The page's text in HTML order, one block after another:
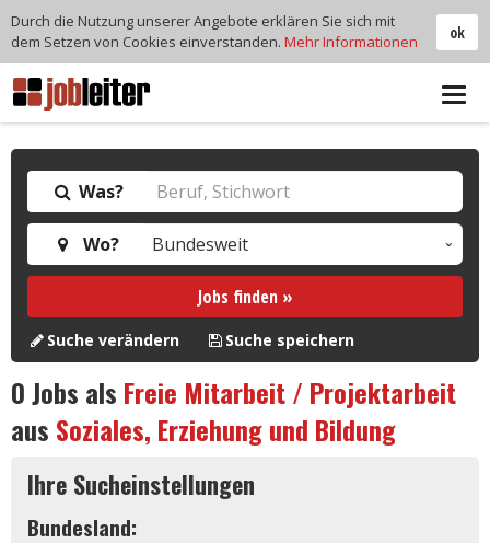
Was?
Wo?
Jobs finden »
Suche verändern Suche speichern
0Jobs als Freie Mitarbeit / Projektarbeit
aus Soziales, Erziehung und Bildung
Ihre Sucheinstellungen
Bundesland:
ok
Durch die Nutzung unserer Angebote erklären Sie sich mit
dem Setzen von Cookies einverstanden. Mehr Informationen